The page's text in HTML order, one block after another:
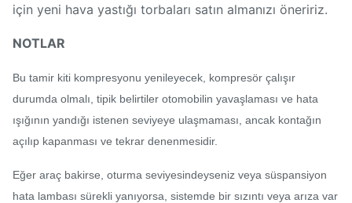
için yeni hava yastığı torbaları satın almanızı öneririz.
NOTLAR
Bu tamir kiti kompresyonu yenileyecek, kompresör çalışır
durumda olmalı, tipik belirtiler otomobilin yavaşlaması ve hata
ışığının yandığı istenen seviyeye ulaşmaması, ancak kontağın
açılıp kapanması ve tekrar denenmesidir.
Eğer araç bakirse, oturma seviyesindeyseniz veya süspansiyon
hata lambası sürekli yanıyorsa, sistemde bir sızıntı veya arıza var